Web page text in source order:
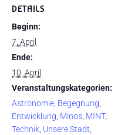
DETAILS
Beginn:
7. April
Ende:
10. April
Veranstaltungskategorien:
Astronomie Begegnung
Entwicklung Minos MINT,
Technik Unsere Stadt